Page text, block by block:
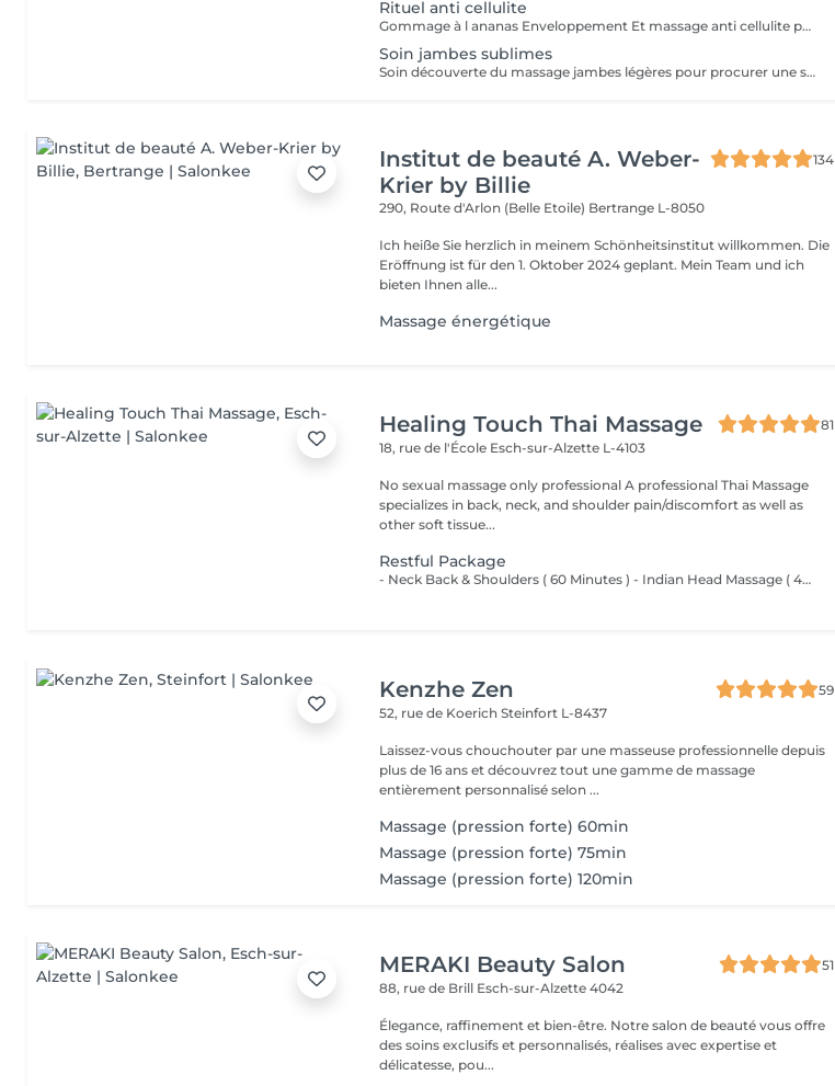
Rituel anti cellulite
Gommage à l ananas Enveloppement Et massage anti cellulite pour améliorer l aspect de la peau et la fermeté au noveau des zones traitées
Soin jambes sublimes
Soin découverte du massage jambes légères pour procurer une sensation de fraîcheur et atténuer l inconfort des jambes
Institut de beauté A. Weber-
Krier by Billie
134
290, Route d'Arlon (Belle Etoile) Bertrange L-8050
Ich heiße Sie herzlich in meinem Schönheitsinstitut willkommen. Die
Eröffnung ist für den 1. Oktober 2024 geplant. Mein Team und ich
bieten Ihnen alle...
Massage énergétique
Healing Touch Thai Massage
81
18, rue de l'École Esch-sur-Alzette L-4103
No sexual massage only professional A professional Thai Massage
specializes in back, neck, and shoulder pain/discomfort as well as
other soft tissue...
Restful Package
- Neck Back & Shoulders ( 60 Minutes ) - Indian Head Massage ( 45 Minutes )
Kenzhe Zen
59
52, rue de KoerichSteinfort L-8437
Laissez-vous chouchouter par une masseuse professionnelle depuis
plus de 16 ans et découvrez tout une gamme de massage
entièrement personnalisé selon ...
Massage (pression forte) 60min
Massage (pression forte) 75min
Massage (pression forte) 120min
MERAKI Beauty Salon
51
88, rue de Brill Esch-sur-Alzette 4042
Élegance, raffinement et bien-être. Notre salon de beauté vous offre
des soins exclusifs et personnalisés, réalises avec expertise et
délicatesse, pou...